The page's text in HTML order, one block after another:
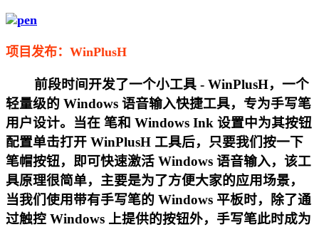
项目发布：WinPlusH
前段时间开发了一个小工具 - WinPlusH，一个
轻量级的 Windows 语音输入快捷工具，专为手写笔
用户设计。当在 笔和 Windows Ink 设置中为其按钮
配置单击打开 WinPlusH 工具后，只要我们按一下
笔帽按钮，即可快速激活 Windows 语音输入，该工
具原理很简单，主要是为了方便大家的应用场景，
当我们使用带有手写笔的 Windows 平板时，除了通
过触控 Windows 上提供的按钮外，手写笔此时成为